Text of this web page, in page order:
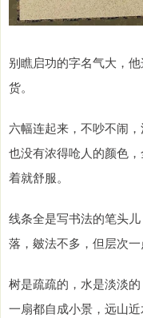
别瞧启功的字名气大，
货。
六幅连起来，不吵不闹
也没有浓得呛人的颜色
着就舒服。
线条全是写书法的笔头
落，皴法不多，但层次一
树是疏疏的，水是淡淡
一扇都自成小景，远山